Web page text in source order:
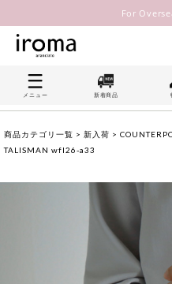
For
メニュー 新着商品
商品カテゴリ一覧 > 新入荷 >
TALISMAN wfl26-a33